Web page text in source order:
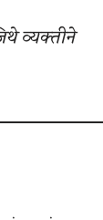
व्यक्तीने